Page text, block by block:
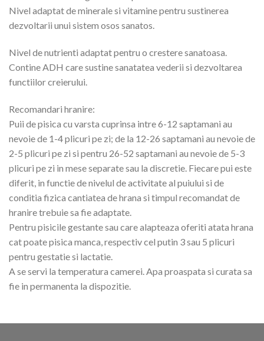
Nivel adaptat de minerale si vitamine pentru sustinerea
dezvoltarii unui sistem osos sanatos.
Nivel de nutrienti adaptat pentru o crestere sanatoasa.
Contine ADH care sustine sanatatea vederii si dezvoltarea
functiilor creierului.
Recomandari hranire:
Puii de pisica cu varsta cuprinsa intre 6-12 saptamani au
nevoie de 1-4 plicuri pe zi; de la 12-26 saptamani au nevoie de
2-5 plicuri pe zi si pentru 26-52 saptamani au nevoie de 5-3
plicuri pe zi in mese separate sau la discretie. Fiecare pui este
diferit, in functie de nivelul de activitate al puiului si de
conditia fizica cantiatea de hrana si timpul recomandat de
hranire trebuie sa fie adaptate.
Pentru pisicile gestante sau care alapteaza oferiti atata hrana
cat poate pisica manca, respectiv cel putin 3 sau 5 plicuri
pentru gestatie si lactatie.
A se servi la temperatura camerei. Apa proaspata si curata sa
fie in permanenta la dispozitie.